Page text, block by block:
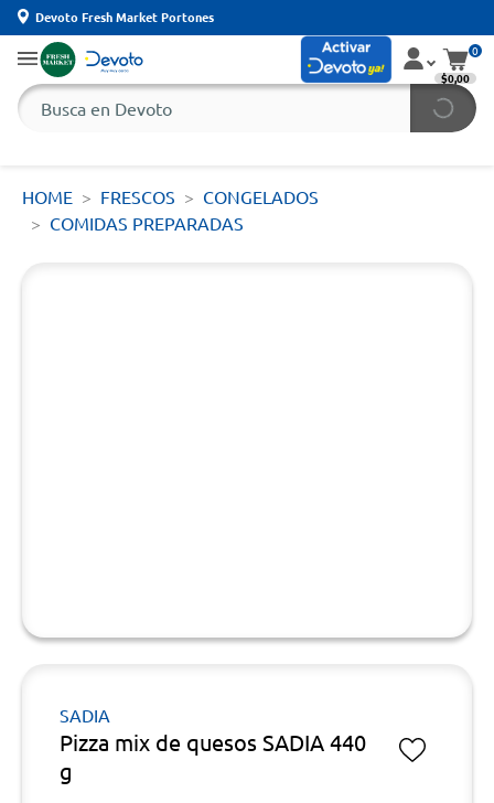
Devoto Fresh Market Portones
0
$0,00
HOME FRESCOS
CONGELADOS
COMIDAS PREPARADAS
SADIA
Pizza mix de quesos SADIA 440
g